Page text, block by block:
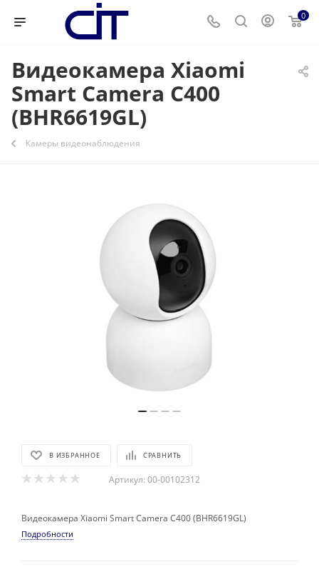
0
Видеокамера Xiaomi
Smart Camera C400
(BHR6619GL)
Камеры видеонаблюдения
В ИЗБРАННОЕ СРАВНИТЬ
Артикул: 00-00102312
Видеокамера Xiaomi Smart Camera C400 (BHR6619GL)
Подробности